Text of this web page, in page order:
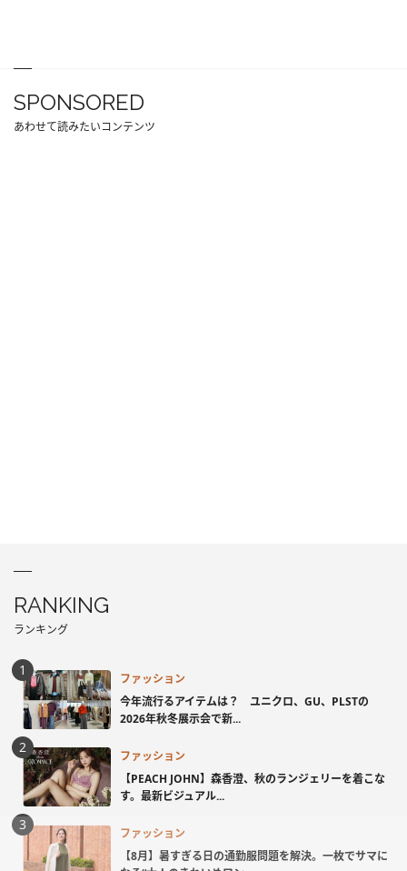
SPONSORED
あわせて読みたいコンテンツ
RANKING
ランキング
ファッション
今年流行るアイテムは？ ユニクロ、GU、PLSTの
2026年秋冬展示会で新...
ファッション
【PEACH JOHN】森香澄、秋のランジェリーを着こな
す。最新ビジュアル...
ファッション
【8月】暑すぎる日の通勤服問題を解決。一枚でサマに